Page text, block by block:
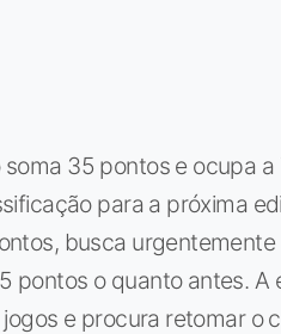
soma 35 pontos e ocupa
para a próxima
busca
pontos o quanto antes.
e procura retomar o